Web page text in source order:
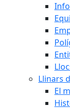
Llinars
El